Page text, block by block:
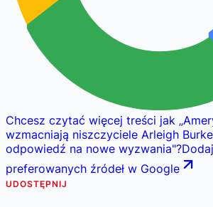
Chcesz czytać więcej treści jak „
wzmacniają niszczyciele Arleigh
odpowiedź na nowe wyzwania"?
preferowanych źródeł w Google
UDOSTĘPNIJ